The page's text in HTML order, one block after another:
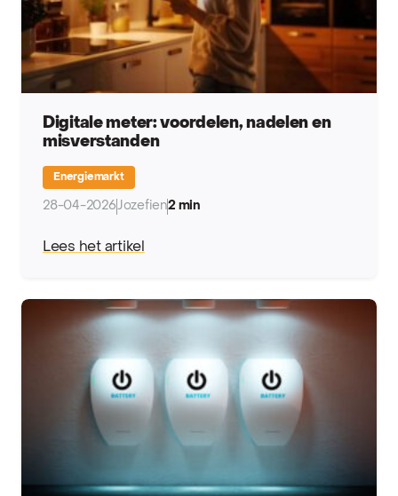
Digitale meter: voordelen, nadelen en
misverstanden
Energiemarkt
28-04-2026Jozefien2 min
Lees het artikel